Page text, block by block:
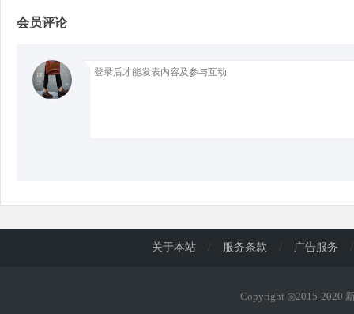
会员评论
关于本站 / 服务条款 / 广告服务 /
Copyright ◎2015-2020